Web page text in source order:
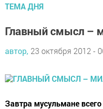
ТЕМА ДНЯ
Главный смысл –
автор, 23 октября 2012 -
Завтра мусульмане